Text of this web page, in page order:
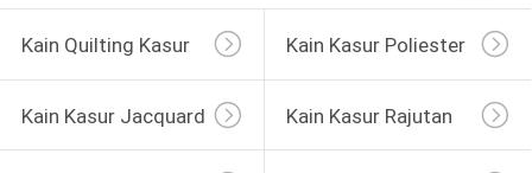
Kain Quilting Kasur Kain Kasur Poliester
Kain Kasur Jacquard Kain Kasur Rajutan